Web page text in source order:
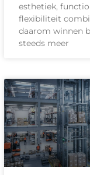
esthetiek,
flexibiliteit
daarom winnen
steeds meer